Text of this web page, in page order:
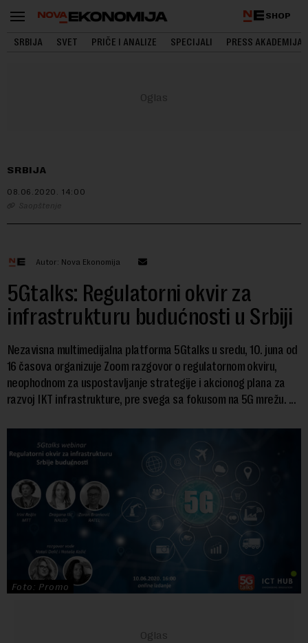
SHOP
SRBIJA SVET PRIČE I ANALIZE SPECIJALI PRESS AKADEMIJA
SRBIJA
08.06.2020. 14:00
Saopštenje
Autor: Nova Ekonomija
5Gtalks: Regulatorni okvir za
infrastrukturu budućnosti u Srbiji
Nezavisna multimedijalna platforma 5Gtalks u sredu, 10. juna od
16 časova organizuje Zoom razgovor o regulatornom okviru,
neophodnom za uspostavljanje strategije i akcionog plana za
razvoj IKT infrastrukture, pre svega sa fokusom na 5G mrežu. ...
Foto: Promo